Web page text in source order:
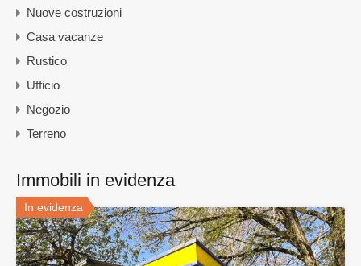
Nuove costruzioni
Casa vacanze
Rustico
Ufficio
Negozio
Terreno
Immobili in evidenza
In evidenza